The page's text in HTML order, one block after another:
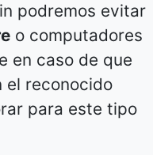
podremos evitar
o computadores
en caso de que
el reconocido
para este tipo